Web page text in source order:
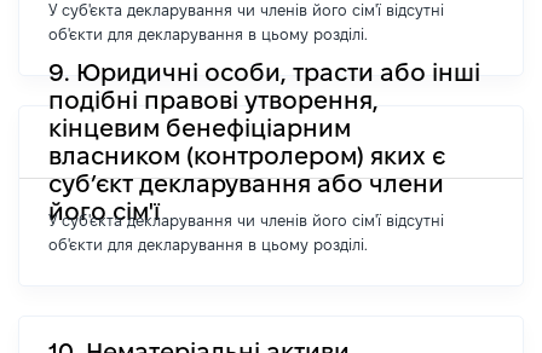
У суб'єкта декларування чи членів його сім'ї відсутні
об'єкти для декларування в цьому розділі.
9. Юридичні особи, трасти або інші
подібні правові утворення,
кінцевим бенефіціарним
власником (контролером) яких є
суб’єкт декларування або члени
його сім'ї
У суб'єкта декларування чи членів його сім'ї відсутні
об'єкти для декларування в цьому розділі.